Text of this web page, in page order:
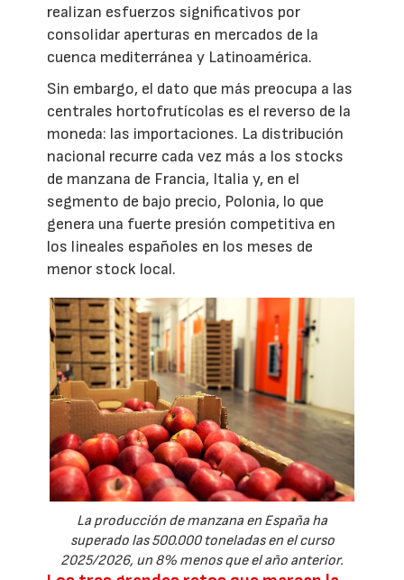
realizan esfuerzos significativos por
consolidar aperturas en mercados de la
cuenca mediterránea y Latinoamérica.
Sin embargo, el dato que más preocupa a las
centrales hortofrutícolas es el reverso de la
moneda: las importaciones. La distribución
nacional recurre cada vez más a los stocks
de manzana de Francia, Italia y, en el
segmento de bajo precio, Polonia, lo que
genera una fuerte presión competitiva en
los lineales españoles en los meses de
menor stock local.
La producción de manzana en España ha
superado las 500.000 toneladas en el curso
2025/2026, un 8% menos que el año anterior.